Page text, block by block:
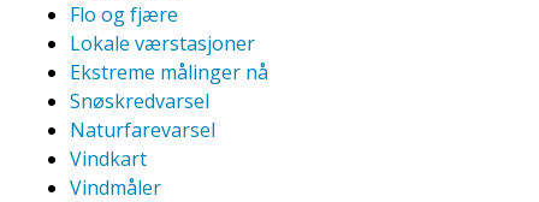
Flo og fjære
Lokale værstasjoner
Ekstreme målinger nå
Snøskredvarsel
Naturfarevarsel
Vindkart
Vindmåler